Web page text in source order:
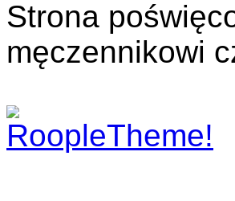
Strona
męczennikowi